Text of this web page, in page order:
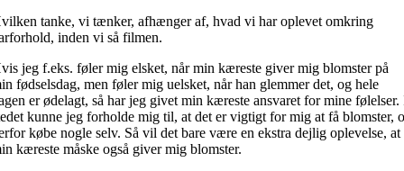
tanke, vi tænker, afhænger af, hvad vi har oplevet omkring
inden vi så filmen.
jeg f.eks. føler mig elsket, når min kæreste giver mig blomster på
fødselsdag, men føler mig uelsket, når han glemmer det, og hele
er ødelagt, så har jeg givet min kæreste ansvaret for mine følelser.
kunne jeg forholde mig til, at det er vigtigt for mig at få blomster,
købe nogle selv. Så vil det bare være en ekstra dejlig oplevelse, at
kæreste måske også giver mig blomster.